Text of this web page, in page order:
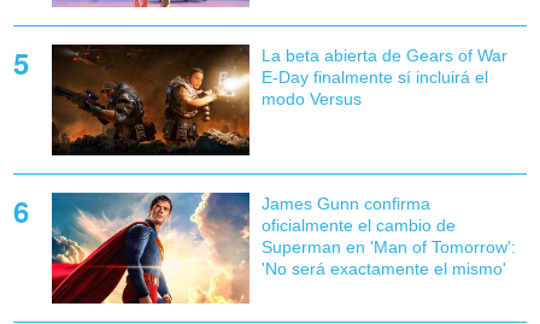
La beta abierta de Gears of War
E-Day finalmente sí incluirá el
modo Versus
James Gunn confirma
oficialmente el cambio de
Superman en 'Man of Tomorrow':
'No será exactamente el mismo'